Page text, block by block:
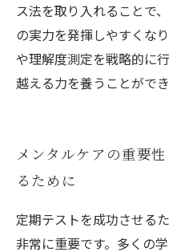
ス法を取り入れることで
の実力を発揮しやすくな
や理解度測定を戦略的に
越える力を養うことができ
メンタルケアの重要
るために
定期テストを成功させる
非常に重要です。多くの